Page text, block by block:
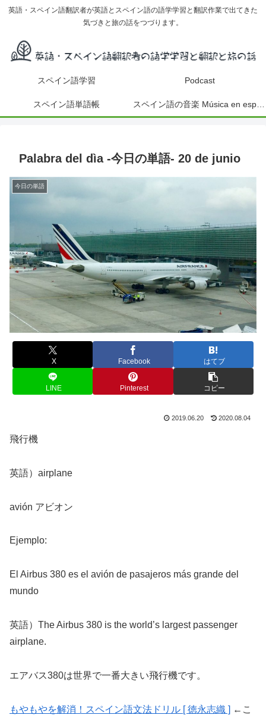
英語・スペイン語翻訳者が英語とスペイン語の語学学習と翻訳作業で出てきた
気づきと旅の話をつづります。
スペイン語学習 Podcast
スペイン語単語帳
Palabra del dìa -今日の単語- 20 de junio
今日の単語
X Facebook はてブ
LINE Pinterest コピー
2019.06.20 2020.08.04
飛行機
英語）airplane
avión アビオン
Ejemplo:
El Airbus 380 es el avión de pasajeros más grande del
mundo
英語）The Airbus 380 is the world’s largest passenger
airplane.
エアバス380は世界で一番大きい飛行機です。
もやもやを解消！スペイン語文法ドリル [ 徳永志織 ] ←こ